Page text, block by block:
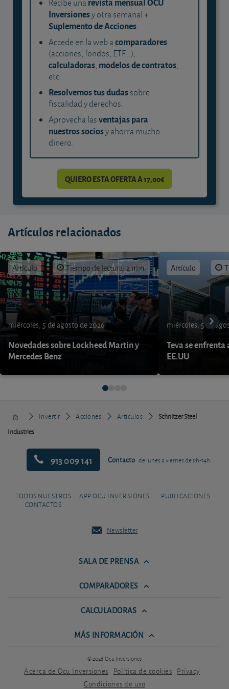
Recibe una
Inversionesy otra semanal +
Suplemento de Acciones.
Accede en la web acomparadores
(acciones, fondos, ETF...),
calculadoras, modelos de contratos,
etc.
Resolvemos tus dudassobre
fiscalidad y derechos.
Aprovecha lasventajas para
nuestros sociosy ahorra mucho
dinero.
QUIERO ESTA OFERTA A 17,00€
Artículos relacionados
Artículo Tiempo de lectura: 2 min.
miércoles, 5 de agosto de 2026
Novedades sobre Lockheed Martin y
Mercedes Benz
Artículo
miércoles, 5 de
Teva se enfrenta
EE.UU
Invertir Acciones Artículos
Schnitzer Steel
Industries
913 009 141 Contacto de lunes a viernes de 9h-14h
TODOS NUESTROS
CONTACTOS
APP OCU INVERSIONES PUBLICACIONES
Newsletter
SALA DE PRENSA
COMPARADORES
CALCULADORAS
MÁS INFORMACIÓN
© 2026 Ocu Inversiones
Acerca de Ocu Inversiones Política de cookies Privacy
Condiciones de uso